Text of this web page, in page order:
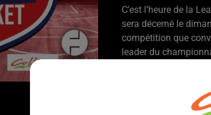
C’est l’heure de la
sera décerné le
compétition que
leader du
d’un derby face au
le vendredi 14.
Manceau Léopold